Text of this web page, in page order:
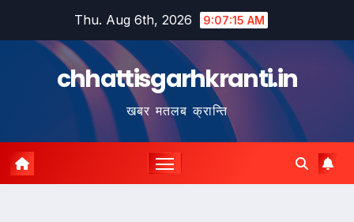
Thu. Aug 6th, 2026 9:07:16 AM
chhattisgarhkranti.in
खबर मतलब क्रान्ति